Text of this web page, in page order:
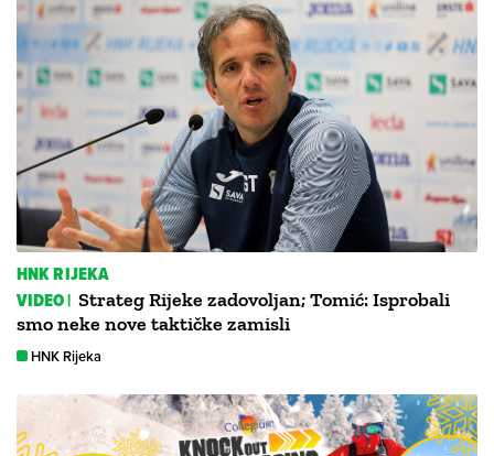
HNK RIJEKA
VIDEO | Strateg Rijeke zadovoljan; Tomić: Isprobali
smo neke nove taktičke zamisli
HNK Rijeka